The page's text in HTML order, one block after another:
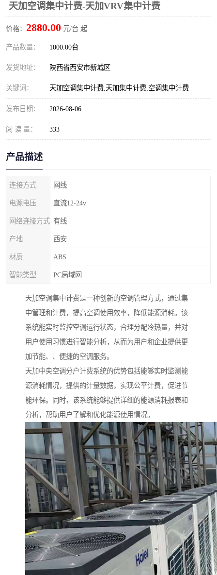
天加空调集中计费-天加VRV集中计费
价格： 2880.00 元/台 起
产品数量： 1000.00台
发货地址： 陕西省西安市新城区
关键词： 天加空调集中计费,天加集中计费,空调集中计费
发布日期： 2026-08-06
阅 读 量： 333
产品描述
连接方式 网线
电源电压 直流12-24v
网络连接方式 有线
产地 西安
材质 ABS
智能类型 PC局域网
天加空调集中计费是一种创新的空调管理方式，通过集
中管理和计费，提高空调使用效率，降低能源消耗。该
系统能实时监控空调运行状态，合理分配冷热量，并对
用户使用习惯进行智能分析，从而为用户和企业提供更
加节能、、便捷的空调服务。
天加中央空调分户计费系统的优势包括能够实时监测能
源消耗情况，提供的计量数据，实现公平计费，促进节
能环保。同 时，该系统能够提供详细的能源消耗报表和
分析，帮助用户了解和优化能源使用情况。